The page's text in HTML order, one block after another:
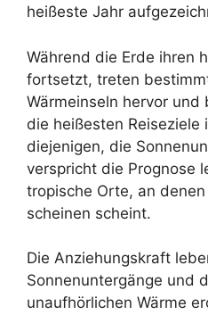
heißeste Jahr
Während die Erde ihren
fortsetzt, treten
Wärmeinseln hervor
die heißesten Reiseziele
diejenigen, die
verspricht die Prognose
tropische Orte, an
scheinen scheint.
Die Anziehungskraft
Sonnenuntergänge und
unaufhörlichen Wärme